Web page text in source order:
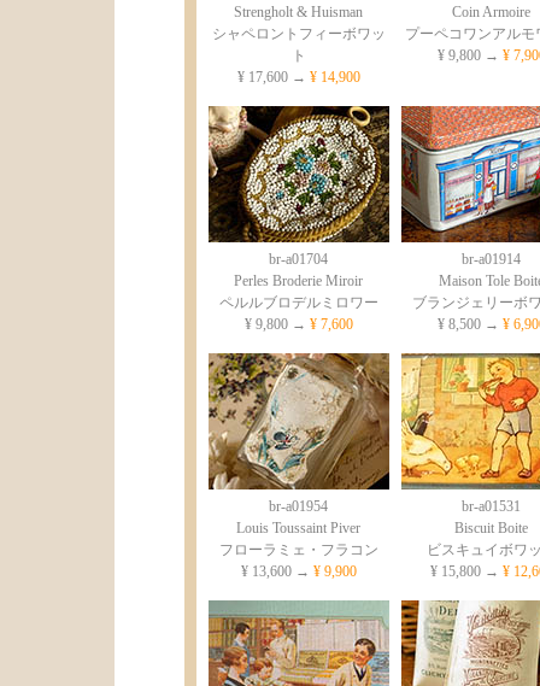
Strengholt & Huisman
シャペロントフィーボワッ
ト
¥ 17,600 → ¥ 14,900
Coin Armoire
プーペコワンアルモ
¥ 9,800 → ¥
br-a01704
Perles Broderie Miroir
ペルルブロデルミロワー
¥ 9,800 → ¥ 7,600
br-a01914
Maison Tole
ブランジェリーボ
¥ 8,500 → ¥
br-a01954
Louis Toussaint Piver
フローラミェ・フラコン
¥ 13,600 → ¥ 9,900
br-a01531
Biscuit Boite
ビスキュイボワ
¥ 15,800 → ¥